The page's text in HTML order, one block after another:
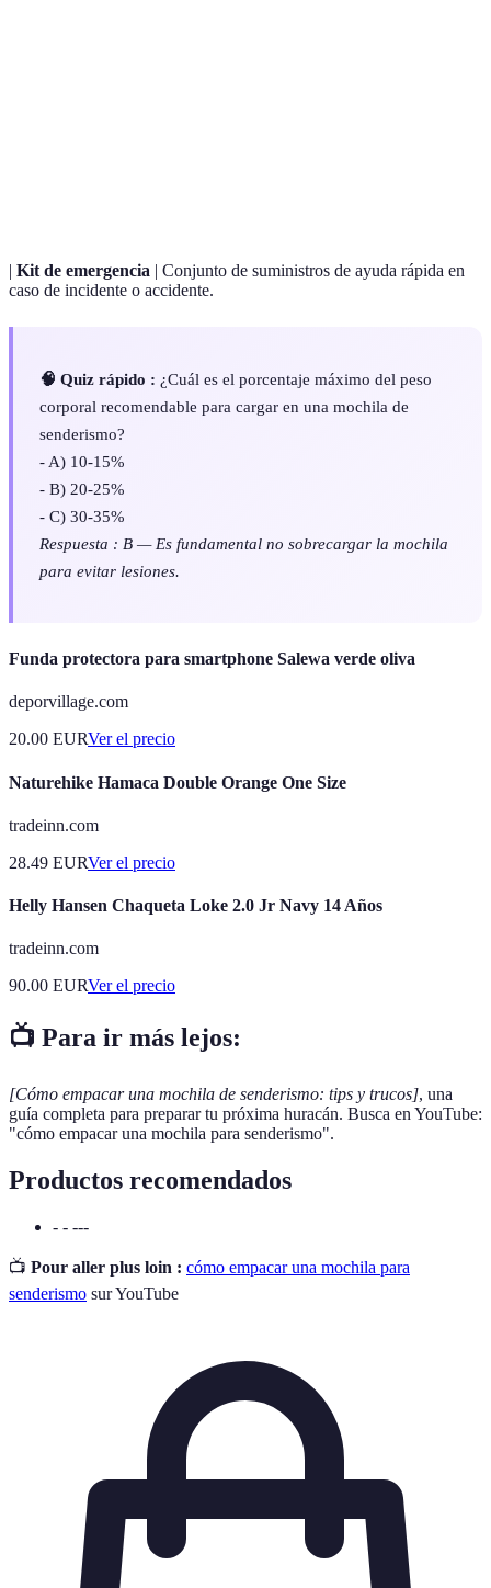
| Kit de emergencia | Conjunto de suministros de ayuda rápida en
caso de incidente o accidente.
🧠 Quiz rápido : ¿Cuál es el porcentaje máximo del peso
corporal recomendable para cargar en una mochila de
senderismo?
- A) 10-15%
- B) 20-25%
- C) 30-35%
Respuesta : B — Es fundamental no sobrecargar la mochila
para evitar lesiones.
Funda protectora para smartphone Salewa verde oliva
deporvillage.com
20.00 EURVer el precio
Naturehike Hamaca Double Orange One Size
tradeinn.com
28.49 EURVer el precio
Helly Hansen Chaqueta Loke 2.0 Jr Navy 14 Años
tradeinn.com
90.00 EURVer el precio
📺 Para ir más lejos:
[Cómo empacar una mochila de senderismo: tips y trucos], una
guía completa para preparar tu próxima huracán. Busca en YouTube:
"cómo empacar una mochila para senderismo".
Productos recomendados
- - ---
📺 Pour aller plus loin : cómo empacar una mochila para
senderismo sur YouTube